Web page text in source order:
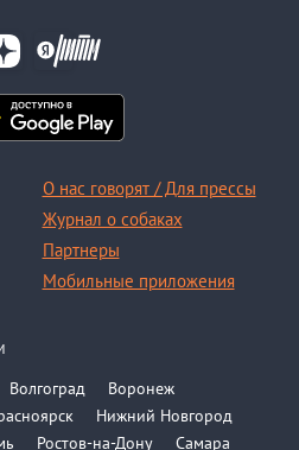
О нас говорят / Для прессы
Журнал о собаках
Партнеры
Мобильные приложения
Волгоград
Воронеж
Нижний Новгород
Ростов-на-Дону Самара